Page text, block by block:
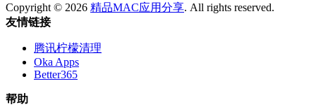
Copyright © 2026 精品MAC应用分享. All rights reserved.
友情链接
腾讯柠檬清理
Oka Apps
Better365
帮助